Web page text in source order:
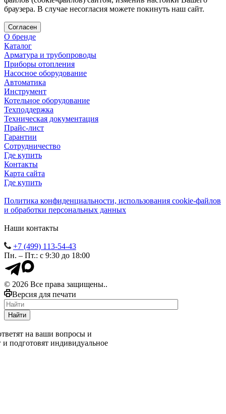
браузера. В случае несогласия можете покинуть наш сайт.
Согласен
О бренде
Каталог
Арматура и трубопроводы
Приборы отопления
Насосное оборудование
Автоматика
Инструмент
Котельное оборудование
Техподдержка
Техническая документация
Прайс-лист
Гарантии
Сотрудничество
Где купить
Контакты
Карта сайта
Где купить
Политика конфиденциальности, использования сookie-файлов
и обработки персональных данных
Наши контакты
+7 (499) 113-54-43
Пн. – Пт.: с 9:30 до 18:00
© 2026 Все права защищены..
Версия для печати
Найти
на ваши вопросы и
и подготовят индивидуальное